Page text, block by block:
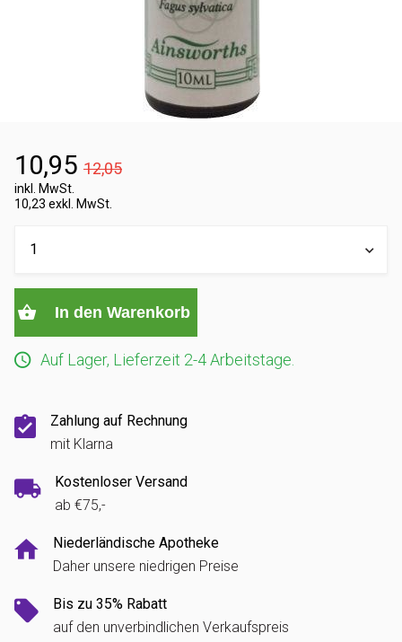
10,95 12,05
inkl. MwSt.
10,23 exkl. MwSt.
In den Warenkorb
Auf Lager, Lieferzeit 2-4 Arbeitstage.
Zahlung auf Rechnung
mit Klarna
Kostenloser Versand
ab €75,-
Niederländische Apotheke
Daher unsere niedrigen Preise
Bis zu 35% Rabatt
auf den unverbindlichen Verkaufspreis